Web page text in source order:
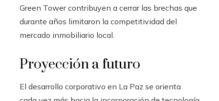
Green Tower contribuyen a cerrar las brechas que
durante años limitaron la competitividad del
mercado inmobiliario local.
Proyección a futuro
El desarrollo corporativo en La Paz se orienta